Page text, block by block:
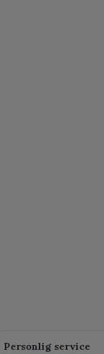
Personlig service